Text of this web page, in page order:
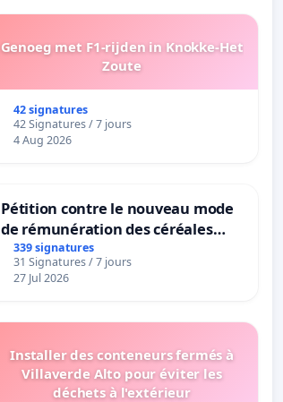
Genoeg met F1-rijden in Knokke-Het
Zoute
42 signatures
42 Signatures / 7 jours
4 Aug 2026
Pétition contre le nouveau mode
de rémunération des céréales
panifiables de Swiss granum basé
sur la teneur en protéines
339 signatures
31 Signatures / 7 jours
27 Jul 2026
Installer des conteneurs fermés à
Villaverde Alto pour éviter les
déchets à l'extérieur